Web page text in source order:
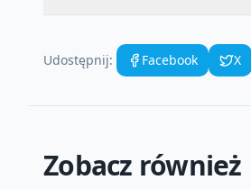
Udostępnij: Facebook X
Zobacz również